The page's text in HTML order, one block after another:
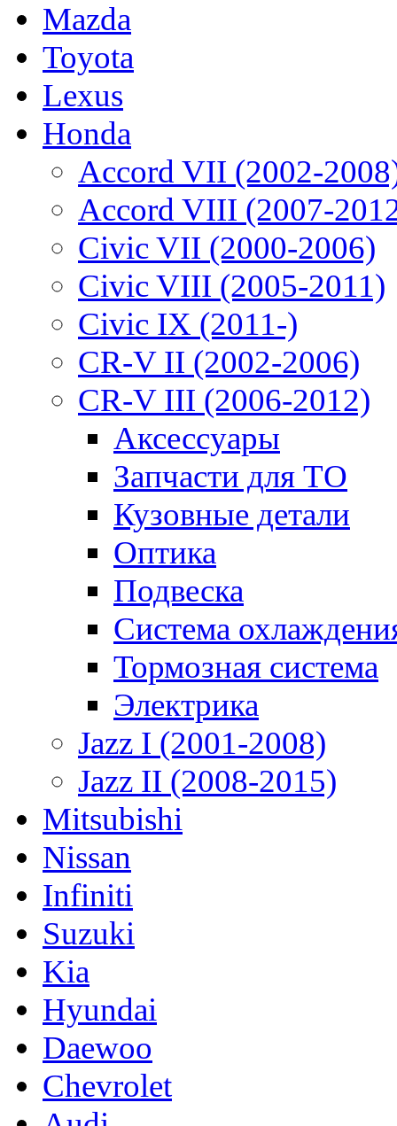
Mazda
Toyota
Lexus
Honda
Accord VII (2002-
Accord VIII (2007-
Civic VII (2000-2006)
Civic VIII (2005-2011)
Civic IX (2011-)
CR-V II (2002-2006)
CR-V III (2006-2012)
Аксессуары
Запчасти для ТО
Кузовные детали
Оптика
Подвеска
Система
Тормозная система
Электрика
Jazz I (2001-2008)
Jazz II (2008-2015)
Mitsubishi
Nissan
Infiniti
Suzuki
Kia
Hyundai
Daewoo
Chevrolet